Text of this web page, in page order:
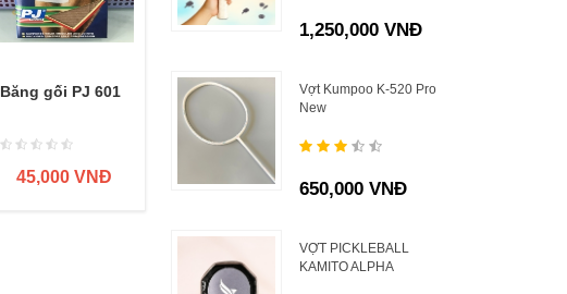
Băng gối PJ 601
45,000 VNĐ
Băng chỏ PJ 603
45,000 VNĐ
Phấn chống trơn
160,000 VNĐ
1,250,000 VNĐ
Vợt Kumpoo K-520 Pro
New
650,000 VNĐ
VỢT PICKLEBALL
KAMITO ALPHA